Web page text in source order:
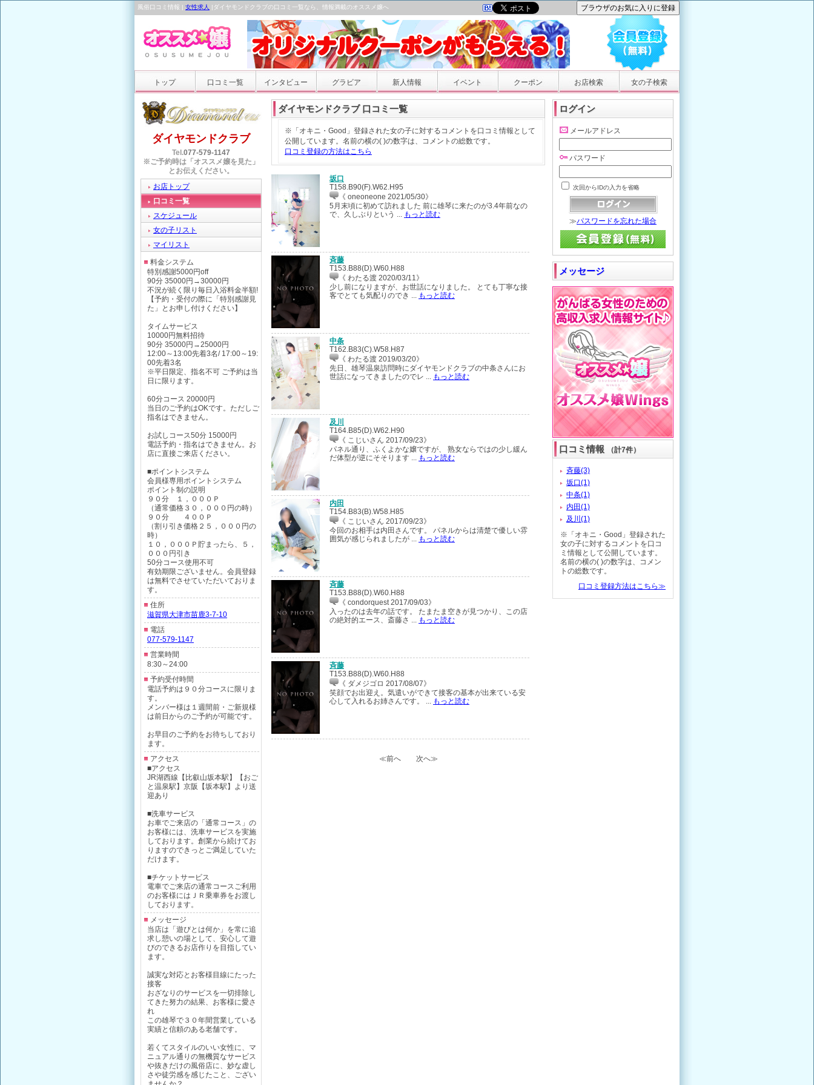
風俗口コミ情報 | 女性求人 |ダイヤモンドクラブの口コミ一覧なら、情報満載のオススメ嬢へ
トップ 口コミ一覧 インタビュー グラビア 新人情報 イベント クーポン お店検索 女の子検索
ダイヤモンドクラブ 口コミ一覧
※「オキニ・Good」登録された女の子に対するコメントを口コミ情報として
公開しています。名前の横の( )の数字は、コメントの総数です。
口コミ登録の方法はこちら
坂口
T158.B90(F).W62.H95
《 oneoneone 2021/05/30》
5月末頃に初めて訪れました 前に雄琴に来たのが3.4年前なの
で、久しぶりという ... もっと読む
斉藤
T153.B88(D).W60.H88
《 わたる渡 2020/03/11》
少し前になりますが、お世話になりました。 とても丁寧な接
客でとても気配りのでき ... もっと読む
中条
T162.B83(C).W58.H87
《 わたる渡 2019/03/20》
先日、雄琴温泉訪問時にダイヤモンドクラブの中条さんにお
世話になってきましたのでレ ... もっと読む
及川
T164.B85(D).W62.H90
《 こじいさん 2017/09/23》
パネル通り、ふくよかな嬢ですが、 熟女ならではの少し緩ん
だ体型が逆にそそります ... もっと読む
内田
T154.B83(B).W58.H85
《 こじいさん 2017/09/23》
今回のお相手は内田さんです。 パネルからは清楚で優しい雰
囲気が感じられましたが ... もっと読む
斉藤
T153.B88(D).W60.H88
《 condorquest 2017/09/03》
入ったのは去年の話です。 たまたま空きが見つかり、この店
の絶対的エース、斎藤さ ... もっと読む
斉藤
T153.B88(D).W60.H88
《 ダメジゴロ 2017/08/07》
笑顔でお出迎え。気遣いができて接客の基本が出来ている安
心して入れるお姉さんです。 ... もっと読む
≪前へ 次へ≫
ログイン
メールアドレス
パスワード
次回からIDの入力を省略
≫パスワードを忘れた場合
メッセージ
口コミ情報 （計7件）
斉藤(3)
坂口(1)
中条(1)
内田(1)
及川(1)
※「オキニ・Good」登録された
女の子に対するコメントを口コ
ミ情報として公開しています。
名前の横の( )の数字は、コメン
トの総数です。
口コミ登録方法はこちら≫
ダイヤモンドクラブ
Tel.077-579-1147
※ご予約時は「オススメ嬢を見た」
とお伝えください。
お店トップ
口コミ一覧
スケジュール
女の子リスト
マイリスト
料金システム
特別感謝5000円off
90分 35000円→30000円
不況が続く限り毎日入浴料金半額!
【予約・受付の際に「特別感謝見
た」とお申し付けください】
タイムサービス
10000円無料招待
90分 35000円→25000円
12:00～13:00先着3名/ 17:00～19:
00先着3名
※平日限定、指名不可 ご予約は当
日に限ります。
60分コース 20000円
当日のご予約はOKです。ただしご
指名はできません。
お試しコース50分 15000円
電話予約・指名はできません。お
店に直接ご来店ください。
■ポイントシステム
会員様専用ポイントシステム
ポイント制の説明
９０分 １，０００Ｐ
（通常価格３０，０００円の時）
９０分 ４００Ｐ
（割り引き価格２５，０００円の
時）
１０，０００Ｐ貯まったら、５，
０００円引き
50分コース使用不可
有効期限ございません。会員登録
は無料でさせていただいておりま
す。
住所
滋賀県大津市苗鹿3-7-10
電話
077-579-1147
営業時間
8:30～24:00
予約受付時間
電話予約は９０分コースに限りま
す。
メンバー様は１週間前・ご新規様
は前日からのご予約が可能です。
お早目のご予約をお待ちしており
ます。
アクセス
■アクセス
JR湖西線【比叡山坂本駅】【おご
と温泉駅】京阪【坂本駅】より送
迎あり
■洗車サービス
お車でご来店の「通常コース」の
お客様には、洗車サービスを実施
しております。創業から続けてお
りますのできっとご満足していた
だけます。
■チケットサービス
電車でご来店の通常コースご利用
のお客様にはＪＲ乗車券をお渡し
しております。
メッセージ
当店は「遊びとは何か」を常に追
求し憩いの場として、安心して遊
びのできるお店作りを目指してい
ます。
誠実な対応とお客様目線にたった
接客
おざなりのサービスを一切排除し
てきた努力の結果、お客様に愛さ
れ
この雄琴で３０年間営業している
実績と信頼のある老舗です。
若くてスタイルのいい女性に、マ
ニュアル通りの無機質なサービス
や抜きだけの風俗店に、妙な虚し
さや徒労感を感じたこと、ござい